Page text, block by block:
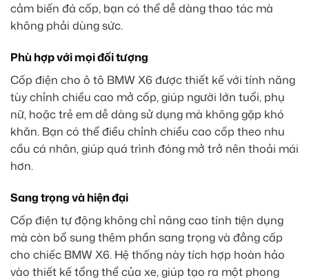
cảm biến đá cốp, bạn có thể dễ dàng thao tác mà
không phải dùng sức.
Phù hợp với mọi đối tượng
Cốp điện cho ô tô BMW X6 được thiết kế với tính năng
tùy chỉnh chiều cao mở cốp, giúp người lớn tuổi, phụ
nữ, hoặc trẻ em dễ dàng sử dụng mà không gặp khó
khăn. Bạn có thể điều chỉnh chiều cao cốp theo nhu
cầu cá nhân, giúp quá trình đóng mở trở nên thoải mái
hơn.
Sang trọng và hiện đại
Cốp điện tự động không chỉ nâng cao tính tiện dụng
mà còn bổ sung thêm phần sang trọng và đẳng cấp
cho chiếc BMW X6. Hệ thống này tích hợp hoàn hảo
vào thiết kế tổng thể của xe, giúp tạo ra một phong